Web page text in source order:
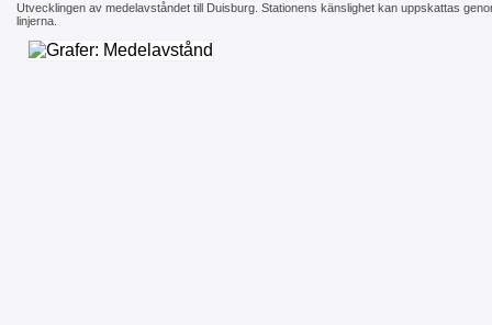
Utvecklingen av medelavståndet till Duisburg. Stationens känslighet kan uppskattas
linjerna.